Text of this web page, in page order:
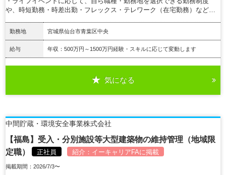
や、時短勤務・時差出勤・フレックス・テレワーク（在宅勤務）など…
勤務地 宮城県仙台市青葉区中央
給与 年収：500万円～1500万円経験・スキルに応じて変動します
気になる
中間貯蔵・環境安全事業株式会社
【福島】受入・分別施設等大型建築物の維持管理（地域限
定職）
正社員 紹介： イーキャリアFAに掲載
掲載期間：2026/7/3〜